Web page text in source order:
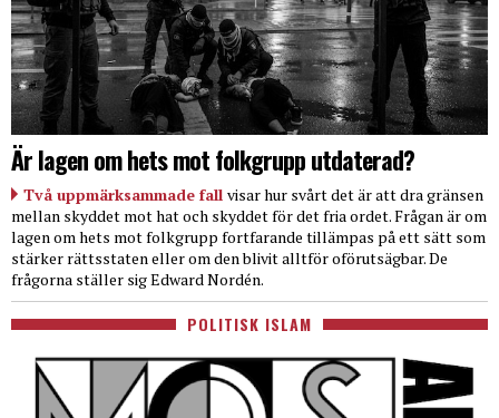
Är lagen om hets mot folkgrupp utdaterad?
Två uppmärksammade fall visar hur svårt det är att dra gränsen
mellan skyddet mot hat och skyddet för det fria ordet. Frågan är om
lagen om hets mot folkgrupp fortfarande tillämpas på ett sätt som
stärker rättsstaten eller om den blivit alltför oförutsägbar. De
frågorna ställer sig Edward Nordén.
POLITISK ISLAM